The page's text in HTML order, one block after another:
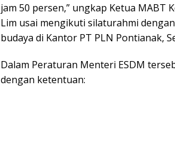
jam 50 persen,” ungkap Ketua MABT
Lim usai mengikuti silaturahmi
budaya di Kantor PT PLN Pontianak,
Dalam Peraturan Menteri ESDM
dengan ketentuan: